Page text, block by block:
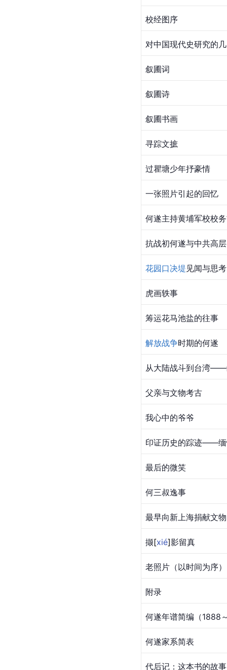
校经图序
对中国现代史研究的
叙圃词
叙圃诗
叙圃书画
寻踪文摭
过瞿塘少年抒豪情
一张照片引起的回忆
何遂主持黄埔军校校
抗战初何遂与中共高
花园口决堤 见闻与思考
虎画轶事
筹运花马池盐的往事
解放战争时期的何遂
从大陆战斗到台湾
父亲与文物考古
我心中的爷爷
印证历史的踪迹——缅
最后的微笑
何三叔逸事
最早向新 上海捐献文
撷[xié]影留真
老照片（以时间为序）
附录
何遂年谱简编（1888
何遂家系简表
代后记：这本书的故事